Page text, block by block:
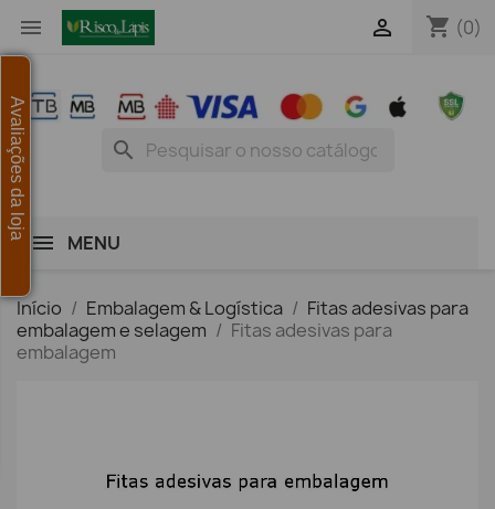
 shopping_cart (0)

search
MENU
Início Embalagem & Logística
Fitas adesivas para
embalagem e selagem
Fitas adesivas para
embalagem
Avaliações da loja